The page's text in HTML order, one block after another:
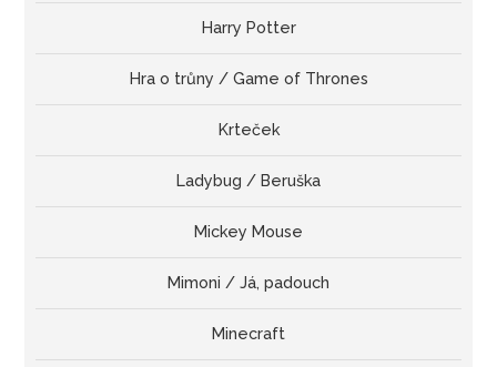
Harry Potter
Hra o trůny / Game of Thrones
Krteček
Ladybug / Beruška
Mickey Mouse
Mimoni / Já, padouch
Minecraft